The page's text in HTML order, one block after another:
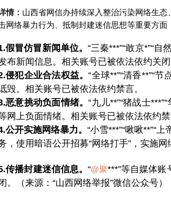
情： 山西省网信办持续深入整治污染网络生
网络暴力行为、抵制封建迷信思想等重要方
假冒仿冒新闻单位。“三秦***”“敢京*”“
布新闻信息。相关账号已被依法依约关闭
侵犯企业合法权益。“全球**”“清香**”“
毁。相关账号已被依法依约禁言。
恶意挑动负面情绪。“九儿**”“猪战士
网上负面情绪。相关账号已被依法依约禁
公开实施网络暴力。 “小雪***”“啾啾**”“
，使用暗语公开招募“网络打手”，实施
传播封建迷信信息。“@聚***”等自媒体
。（来源：“山西网络举报”微信公众号）